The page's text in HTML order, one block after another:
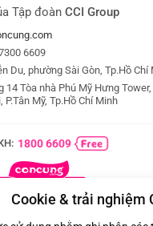
Cookie & trải nghiệm
Tập đoàn CCI Group
6609
Du, phường Sài Gòn, Tp.Hồ Chí
14 Tòa nhà Phú Mỹ Hưng
P.Tân Mỹ, Tp.Hồ Chí Minh
1800 6609